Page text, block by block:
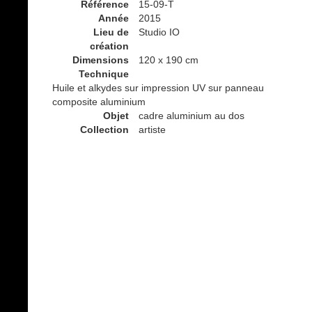
Référence
15-09-T
Année
2015
Lieu de
création
Studio IO
Dimensions
120 x 190 cm
Technique
Huile et alkydes sur impression UV sur panneau
composite aluminium
Objet
cadre aluminium au dos
Collection
artiste